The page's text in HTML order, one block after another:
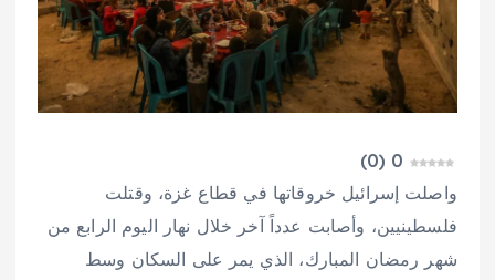
0
(
0
)
واصلت إسرائيل خروقاتها في قطاع غزة، وقتلت
فلسطينيين، وأصابت عدداً آخر خلال نهار اليوم الرابع من
شهر رمضان المبارك، الذي يمر على السكان وسط